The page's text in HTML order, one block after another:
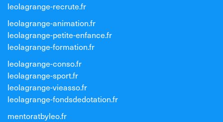
leolagrange-recrute.fr
leolagrange-animation.fr
leolagrange-petite-enfance.fr
leolagrange-formation.fr
leolagrange-conso.fr
leolagrange-sport.fr
leolagrange-vieasso.fr
leolagrange-fondsdedotation.fr
mentoratbyleo.fr